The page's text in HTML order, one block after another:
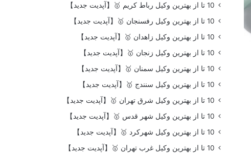
10 تا از بهترین وکیل رباط کریم 🥇【آپدیت جدید】
10 تا از بهترین وکیل رفسنجان 🥇【آپدیت جدید】
10 تا از بهترین وکیل زاهدان 🥇【آپدیت جدید】
10 تا از بهترین وکیل زنجان 🥇【آپدیت جدید】
10 تا از بهترین وکیل سمنان 🥇【آپدیت جدید】
10 تا از بهترین وکیل سنندج 🥇【آپدیت جدید】
10 تا از بهترین وکیل شرق تهران 🥇【آپدیت جدید】
10 تا از بهترین وکیل شهر قدس 🥇【آپدیت جدید】
10 تا از بهترین وکیل شهرکرد 🥇【آپدیت جدید】
10 تا از بهترین وکیل غرب تهران 🥇【آپدیت جدید】